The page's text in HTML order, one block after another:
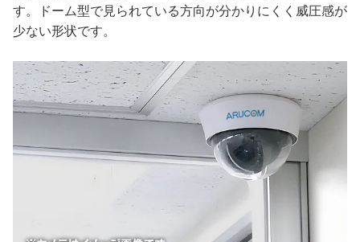
す。ドーム型で見られている方向が分かりにくく威圧感が
少ない形状です。